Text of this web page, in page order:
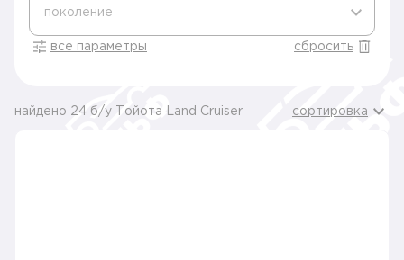
поколение
все параметры сбросить
найдено 24 б/у Тойота Land Cruiser сортировка